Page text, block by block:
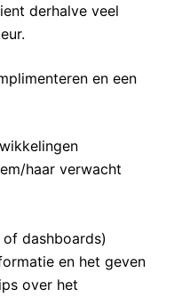
derhalve veel
en een
haar verwacht
dashboards)
en het geven
over het